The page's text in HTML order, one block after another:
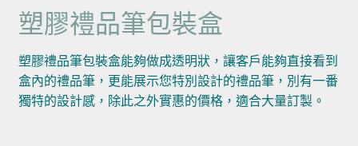
塑膠禮品筆包裝盒
塑膠禮品筆包裝盒能夠做成透明狀，讓客戶能夠直接看到
盒內的禮品筆，更能展示您特別設計的禮品筆，別有一番
獨特的設計感，除此之外實惠的價格，適合大量訂製。